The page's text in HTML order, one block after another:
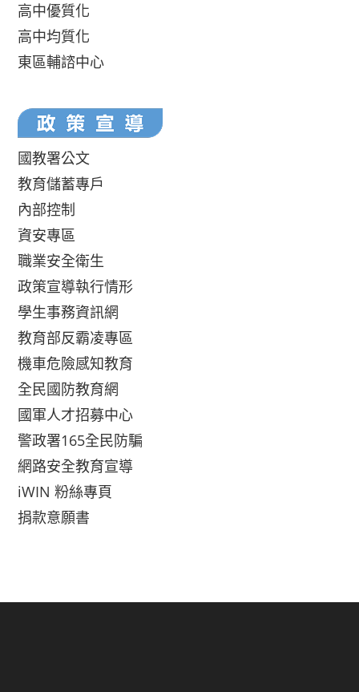
高中優質化
高中均質化
東區輔諮中心
國教署公文
教育儲蓄專戶
內部控制
資安專區
職業安全衛生
政策宣導執行情形
學生事務資訊網
教育部反霸凌專區
機車危險感知教育
全民國防教育網
國軍人才招募中心
警政署165全民防騙
網路安全教育宣導
iWIN 粉絲專頁
捐款意願書